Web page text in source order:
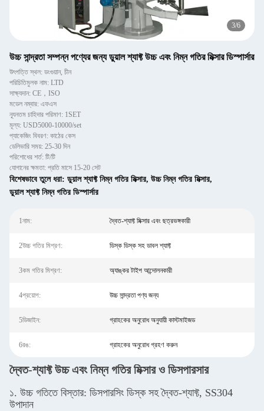
3/6
উচ্চ সান্দ্রতা সম্পন্ন পণ্যের জন্য ডুয়াল শ্যাফ্ট উচ্চ এবং নিম্ন গতির মিক্সার ডিস্পার্সার
উৎপত্তি স্থল: ডংগুয়ান, চীন
পরিচিতিমুলক নাম: LTD
সাক্ষ্যদান: CE，ISO
মডেল নম্বার: এফএস
ন্যূনতম চাহিদার পরিমাণ: 1SET
মূল্য: USD5000-10000/set
প্যাকেজিং বিবরণ: কাঠের কেস
ডেলিভারি সময়: 25-30 দিন
পরিশোধের শর্ত: টি/টি
যোগানের ক্ষমতা: প্রতি মাসে 15-20 সেট
বিশেষভাবে তুলে ধরা: ডুয়াল শ্যাফ্ট নিম্ন গতির মিক্সার, উচ্চ নিম্ন গতির মিক্সার,
ডুয়াল শ্যাফ্ট নিম্ন গতির ডিস্পার্সার
1নাম: দ্বৈত-শ্যাফ্ট মিক্সার এবং ছত্রভঙ্গকারী
2উচ্চ গতির মিশ্রণ: ডিস্ক ডিস্ক সহ ডাবল শ্যাফ্ট
3কম গতির মিশ্রণ: অ্যাঙ্কর টাইপ আন্দোলনকারী
4প্রয়োগ: উচ্চ সান্দ্রতা পণ্য জন্য
5ডিজাইন: গ্রাহকের অনুরোধ অনুযায়ী কাস্টমাইজড
6রঙ: গ্রাহকের অনুরোধ গ্রহণ করুন
দ্বৈত-শ্যাফ্ট উচ্চ এবং নিম্ন গতির মিক্সার ও ডিসপারসার
১. উচ্চ গতিতে বিস্তার: ডিসপারসিং ডিস্ক সহ দ্বৈত-শ্যাফ্ট, SS304
উপাদান